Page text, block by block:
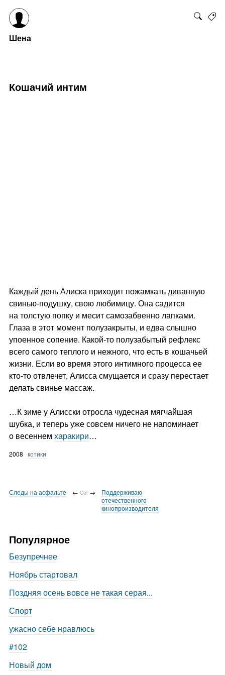
Шена
Кошачий интим
Каждый день Алиска приходит пожамкать диванную
свинью-подушку, свою любимицу. Она садится
на толстую попку и месит самозабвенно лапками.
Глаза в этот момент полузакрыты, и едва слышно
упоенное сопение. Какой-то полузабытый рефлекс
всего самого теплого и нежного, что есть в кошачьей
жизни. Если во время этого интимного процесса ее
кто-то отвлечет, Алисса смущается и сразу перестает
делать свинье массаж.
…К зиме у Алисски отросла чудесная мягчайшая
шубка, и теперь уже совсем ничего не напоминает
о весеннем харакири…
2008 котики
Следы на асфальте ← Ctrl →
Поддерживаю
отечественного
кинопроизводителя
Популярное
Безупречнее
Ноябрь стартовал
Поздняя осень вовсе не такая серая...
Спорт
ужасно себе нравлюсь
#102
Новый дом